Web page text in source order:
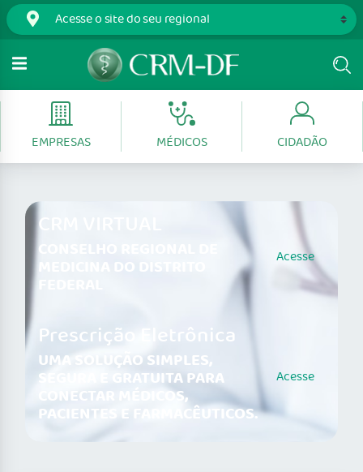
EMPRESAS MÉDICOS CIDADÃO
CRM VIRTUAL
CONSELHO REGIONAL DE
MEDICINA DO DISTRITO Acesse
Prescrição Eletrônica
UMA SOLUÇÃO SIMPLES,
SEGURA E GRATUITA PARA
CONECTAR MÉDICOS,
PACIENTES E FARMACÊUTICOS.
Acesse